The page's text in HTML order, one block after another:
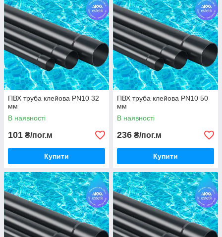
ПВХ труба клейова PN10 32
мм
В наявності
101 ₴/пог.м
Купити
ПВХ труба клейова PN10 50
мм
В наявності
236 ₴/пог.м
Купити